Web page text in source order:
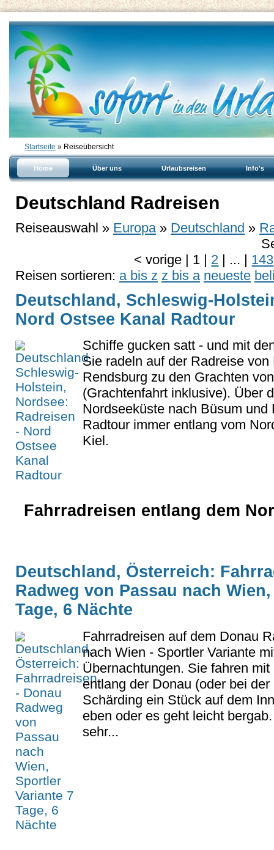
Startseite » Reiseübersicht
Home Über uns Urlaubsreisen Info's
Deutschland Radreisen
Reiseauswahl » Europa » Deutschland »
<vorige | 1 | 2 | ... | 143
Reisen sortieren: a bis z z bis a neueste
Deutschland, Schleswig-
Nord Ostsee Kanal Radtour
Schiffe gucken satt - und mit
Sie radeln auf der Radreise von
Rendsburg zu den Grachten
(Grachtenfahrt inklusive). Über
Nordseeküste nach Büsum
Radtour immer entlang vom
Kiel.
Fahrradreisen entlang dem
Deutschland, Österreich:
Radweg von Passau nach
Tage, 6 Nächte
Fahrradreisen auf dem Donau
nach Wien - Sportler Variante
Übernachtungen. Sie fahren mit
entlang der Donau (oder bei
Schärding ein Stück auf dem
eben oder es geht leicht
sehr...